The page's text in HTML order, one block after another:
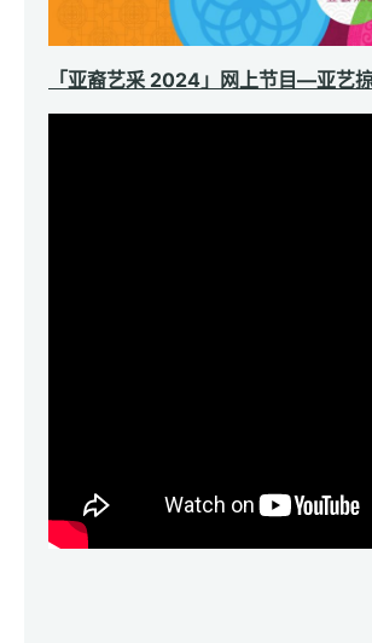
「亚裔艺采 2024」网上节目—亚艺